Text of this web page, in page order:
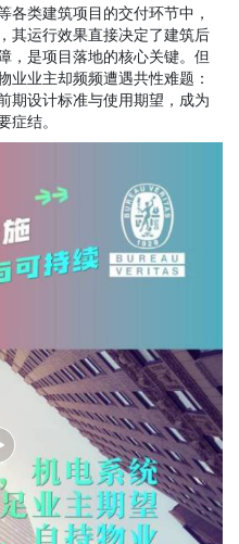
各类建筑项目的交付环节中，
其运行效果直接决定了建筑后
，是项目落地的核心关键。但
业业主却频频遭遇共性难题：
期设计标准与使用期望，成为
结。